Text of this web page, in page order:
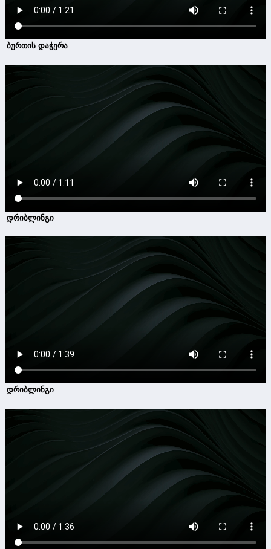
ბურთის დაჭერა
დრიბლინგი
დრიბლინგი